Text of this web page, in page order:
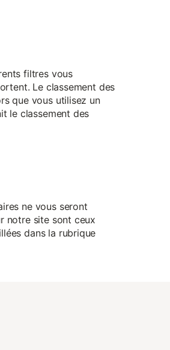
filtres vous
Le classement des
que vous utilisez un
le classement des
ne vous seront
notre site sont ceux
dans la rubrique